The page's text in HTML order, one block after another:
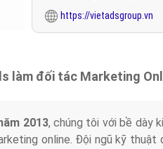
https://vietadsgroup.vn
làm đối tác Marketing
2013, chúng tôi với bề dày
online. Đội ngũ kỹ